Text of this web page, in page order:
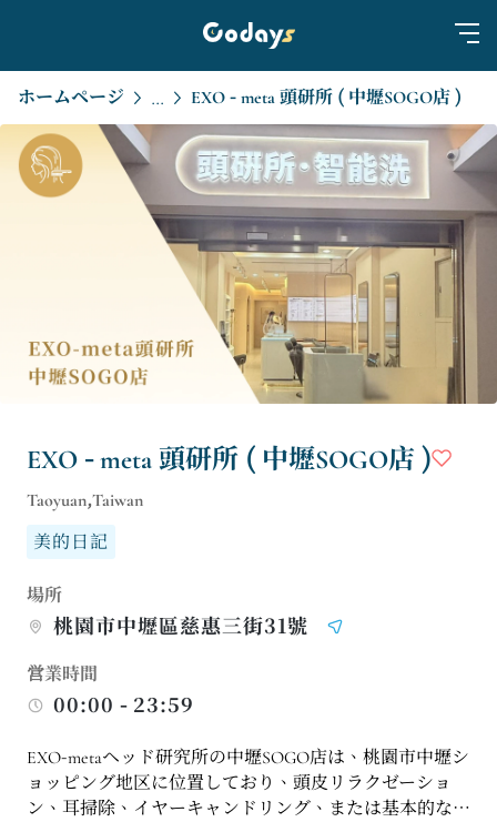
ホームページ ... EXO - meta 頭研所 ( 中壢SOGO店 )
EXO - meta 頭研所 ( 中壢SOGO店 )
Taoyuan,Taiwan
美的日記
場所
桃園市中壢區慈惠三街31號
営業時間
00:00 - 23:59
EXO-metaヘッド研究所の中壢SOGO店は、桃園市中壢シ
ョッピング地区に位置しており、頭皮リラクゼーショ
ン、耳掃除、イヤーキャンドリング、または基本的な洗